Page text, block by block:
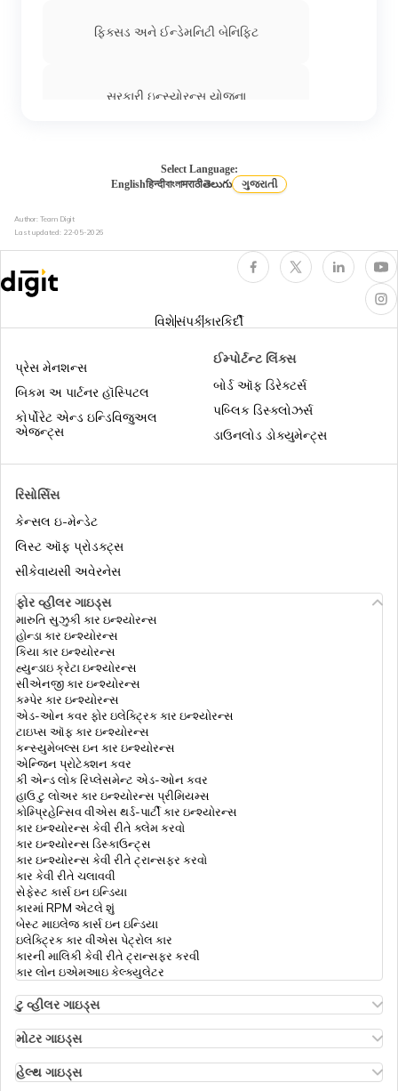
ફિક્સડ અને ઈન્ડેમનિટી બેનિફિટ
સરકારી ઇન્સ્યોરન્સ યોજના
ધુમ્રપાન કરનારાઓ માટે હેલ્થ ઈન્શ્યુરન્સ
હેલ્થ ઇન્શ્યુરન્સ
સિનિયર સિટિઝન માટે સુપર ટોપ-અપ હેલ્થ
ઈન્સ્યોરન્સ
મેડિક્લેઈમ vs હેલ્થ ઇન્શ્યુરન્સ
કોમ્પ્રીહેન્સીવ હેલ્થ ઈન્શ્યુરન્સ
યોગ્ય સમ ઈન્સુરેડ કેવી રીતે પસંદ કરવી
હેલ્થ ઇન્સ્યોરન્સ પ્રીમિયમ કેલ્ક્યુલેટર
ઇનપેશન્ટ vs આઉટપેશન્ટ
રેટોરિમેન્ટ લોકો માટે હેલ્થ ઇન્સ્યોરન્સના
લોન્ગ ટર્મ હેલ્થ ઈન્શ્યુરન્સ
હેલ્થ ઈન્સ્યુરન્સમાં પ્રી અને પોસ્ટ
હોસ્પિટલાઈઝેશન
Select Language:
Englishहिन्दीবাংলাमराठीతెలుగు ગુજરાતી
Author: Team Digit
Last updated: 22-05-2026
વિશેસંપર્કકારકિર્દી
રિસોર્સિસ
કેન્સલ ઇ-મેન્ડેટ
લિસ્ટ ઑફ પ્રોડક્ટ્સ
સીકેવાયસી અવેરનેસ
પ્રેસ મેનશન્સ
બિકમ અ પાર્ટનર હૉસ્પિટલ
કોર્પોરેટ એન્ડ ઇન્ડિવિજુઅલ
એજન્ટ્સ
ઈમ્પોર્ટન્ટ લિંક્સ
બોર્ડ ઑફ ડિરેક્ટર્સ
પબ્લિક ડિસ્ક્લોઝર્સ
ડાઉનલોડ ડોક્યુમેન્ટ્સ
ફોર વ્હીલર ગાઇડ્સ
મારુતિ સુઝુકી કાર ઇન્શ્યોરન્સ
હોન્ડા કાર ઇન્શ્યોરન્સ
કિયા કાર ઇન્શ્યોરન્સ
હ્યુન્ડાઇ ક્રેટા ઇન્શ્યોરન્સ
સીએનજી કાર ઇન્શ્યોરન્સ
કમ્પેર કાર ઇન્શ્યોરન્સ
એડ-ઓન કવર ફોર ઇલેક્ટ્રિક કાર ઇન્શ્યોરન્સ
ટાઇપ્સ ઑફ કાર ઇન્શ્યોરન્સ
કન્સ્યુમેબલ્સ ઇન કાર ઇન્શ્યોરન્સ
એન્જિન પ્રોટેક્શન કવર
કી એન્ડ લોક રિપ્લેસમેન્ટ એડ-ઓન કવર
હાઉ ટુ લોઅર કાર ઇન્શ્યોરન્સ પ્રીમિયમ્સ
કોમ્પ્રિહેન્સિવ વીએસ થર્ડ-પાર્ટી કાર ઇન્શ્યોરન્સ
કાર ઇન્શ્યોરન્સ કેવી રીતે ક્લેમ કરવો
કાર ઇન્શ્યોરન્સ ડિસ્કાઉન્ટ્સ
કાર ઇન્શ્યોરન્સ કેવી રીતે ટ્રાન્સફર કરવો
કાર કેવી રીતે ચલાવવી
સેફેસ્ટ કાર્સ ઇન ઇન્ડિયા
કારમાં RPM એટલે શું
બેસ્ટ માઇલેજ કાર્સ ઇન ઇન્ડિયા
ઇલેક્ટ્રિક કાર વીએસ પેટ્રોલ કાર
કારની માલિકી કેવી રીતે ટ્રાન્સફર કરવી
કાર લોન ઇએમઆઇ કેલ્ક્યુલેટર
ટુ વ્હીલર ગાઇડ્સ
એથર એનર્જી બાઇક ઇન્શ્યોરન્સ
હીરો સ્પ્લેન્ડર બાઇક ઇન્શ્યોરન્સ
હીરો એચએફ ડિલક્સ ઇન્શ્યોરન્સ
રોયલ એનફિલ્ડ ક્લાસિક ઇન્શ્યોરન્સ
મોટર ગાઇડ્સ
ટાઇપ્સ ઑફ મોટર ઇન્શ્યોરન્સ
કોમ્પ્રિહેન્સિવ વીએસ ઝીરો ડિપ્રિસિયેશન ઇન્શ્યોરન્સ
હેલ્થ ગાઇડ્સ